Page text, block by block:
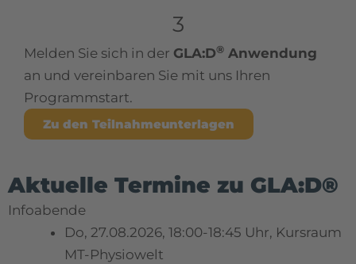
3
Melden Sie sich in der GLA:D® Anwendung
an und vereinbaren Sie mit uns Ihren
Programmstart.
Zu den Teilnahmeunterlagen
Aktuelle Termine zu GLA:D®
Infoabende
Do, 27.08.2026, 18:00-18:45 Uhr, Kursraum
MT-Physiowelt